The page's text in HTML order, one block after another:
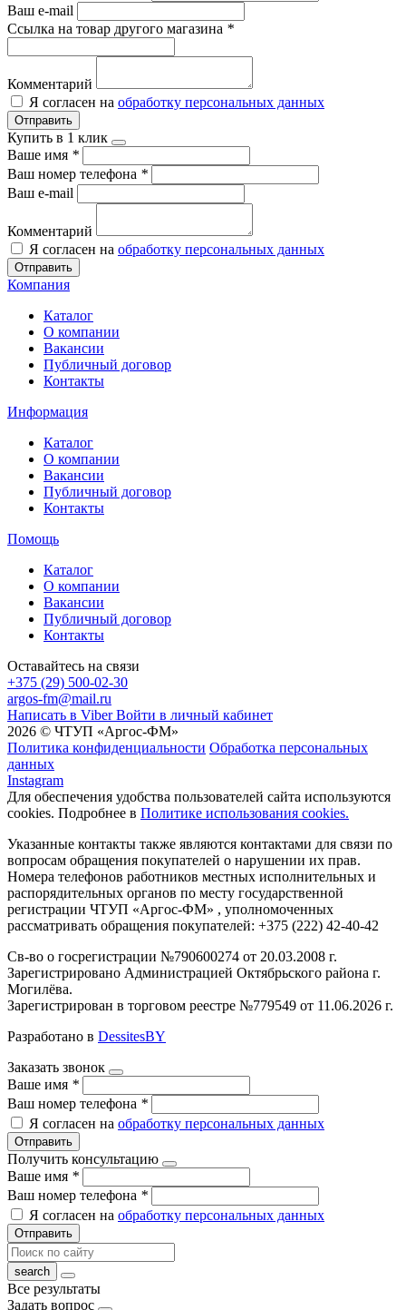
Ваш e-mail
Ссылка на товар другого магазина *
Комментарий
Я согласен на обработку персональных данных
Отправить
Купить в 1 клик
Ваше имя *
Ваш номер телефона *
Ваш e-mail
Комментарий
Я согласен на обработку персональных данных
Отправить
Компания
Каталог
О компании
Вакансии
Публичный договор
Контакты
Информация
Каталог
О компании
Вакансии
Публичный договор
Контакты
Помощь
Каталог
О компании
Вакансии
Публичный договор
Контакты
Оставайтесь на связи
+375 (29) 500-02-30
argos-fm@mail.ru
Написать в Viber Войти в личный кабинет
2026 © ЧТУП «Аргос-ФМ»
Политика конфиденциальности Обработка персональных
данных
Instagram
Для обеспечения удобства пользователей сайта используются
cookies. Подробнее в Политике использования cookies.
Указанные контакты также являются контактами для связи по
вопросам обращения покупателей о нарушении их прав.
Номера телефонов работников местных исполнительных и
распорядительных органов по месту государственной
регистрации ЧТУП «Аргос-ФМ» , уполномоченных
рассматривать обращения покупателей: +375 (222) 42-40-42
Св-во о госрегистрации №790600274 от 20.03.2008 г.
Зарегистрировано Администрацией Октябрьского района г.
Могилёва.
Зарегистрирован в торговом реестре №779549 от 11.06.2026 г.
Разработано в DessitesBY
Заказать звонок
Ваше имя *
Ваш номер телефона *
Я согласен на обработку персональных данных
Отправить
Получить консультацию
Ваше имя *
Ваш номер телефона *
Я согласен на обработку персональных данных
Отправить
Все результаты
Задать вопрос